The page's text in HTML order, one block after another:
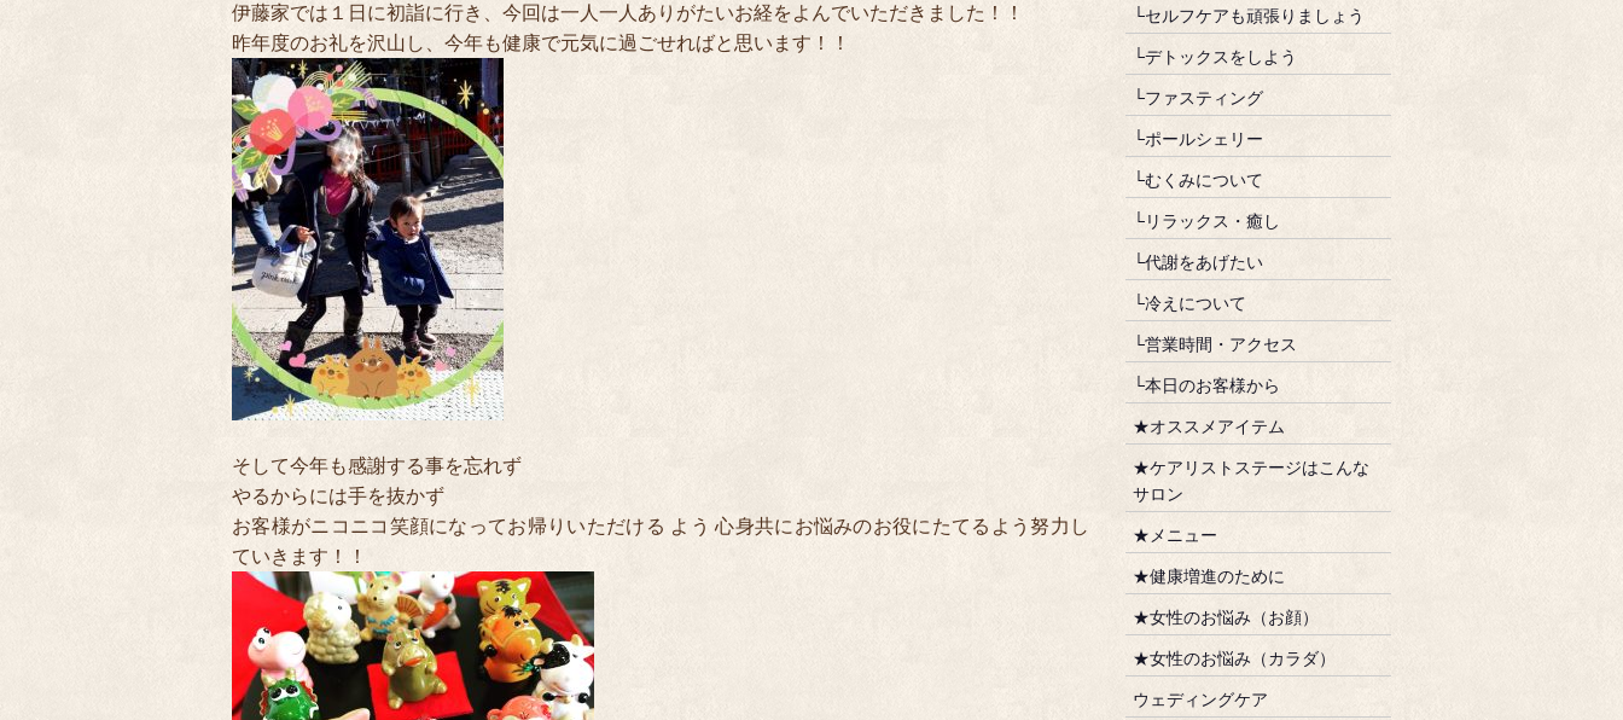
伊藤家では１日に初詣に行き、今回は一人一人ありがたいお経をよんでいただきました！！
昨年度のお礼を沢山し、今年も健康で元気に過ごせればと思います！！
そして今年も感謝する事を忘れず
やるからには手を抜かず
お客様がニコニコ笑顔になってお帰りいただける よう 心身共にお悩みのお役にたてるよう努力し
ていきます！！
└セルフケアも頑張りましょう
└デトックスをしよう
└ファスティング
└ポールシェリー
└むくみについて
└リラックス・癒し
└代謝をあげたい
└冷えについて
└営業時間・アクセス
└本日のお客様から
★オススメアイテム
★ケアリストステージはこんな
サロン
★メニュー
★健康増進のために
★女性のお悩み（お顔）
★女性のお悩み（カラダ）
ウェディングケア